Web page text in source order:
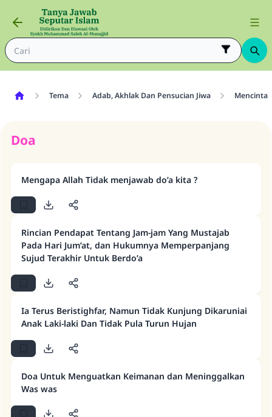
Tema Adab, Akhlak Dan Pensucian Jiwa Mencintai
Doa
Mengapa Allah Tidak menjawab do’a kita ?
Rincian Pendapat Tentang Jam-jam Yang Mustajab
Pada Hari Jum’at, dan Hukumnya Memperpanjang
Sujud Terakhir Untuk Berdo’a
Ia Terus Beristighfar, Namun Tidak Kunjung Dikaruniai
Anak Laki-laki Dan Tidak Pula Turun Hujan
Doa Untuk Menguatkan Keimanan dan Meninggalkan
Was was